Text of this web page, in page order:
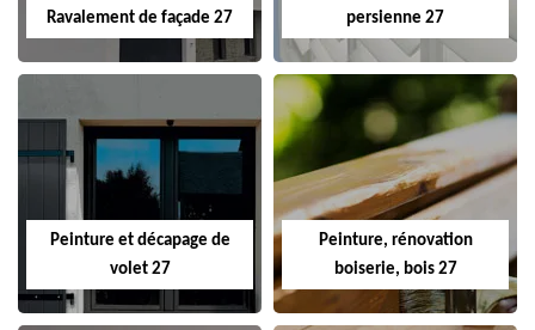
Ravalement de façade 27
persienne 27
Peinture et décapage de
volet 27
Peinture, rénovation
boiserie, bois 27